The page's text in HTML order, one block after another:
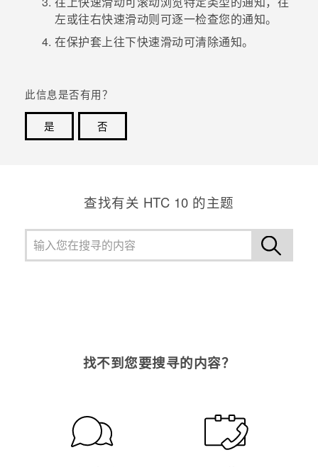
左或往右快速滑动则可逐一检查您的通知。
在保护套上往下快速滑动可清除通知。
此信息是否有用？
是
否
查找有关 HTC 10 的主题
找不到您要搜寻的内容？